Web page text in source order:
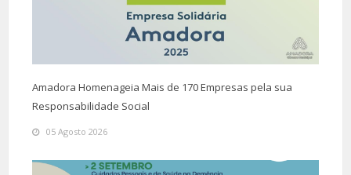
Amadora Homenageia Mais de 170 Empresas pela sua
Responsabilidade Social
05 Agosto 2026